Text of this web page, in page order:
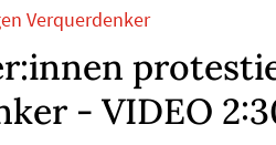
Verquerdenker
- VIDEO